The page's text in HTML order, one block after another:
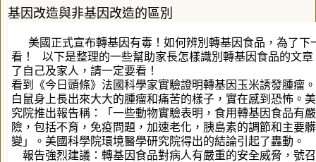
基因改造與非基因改造的區別
美國正式宣布轉基因有毒！如何辨別轉基因食品，為了下
看！ 以下是整理的一些幫助家長怎樣識別轉基因食品的文章
了自己及家人，請一定要看！
看到《今日頭條》法國科學家實驗證明轉基因玉米誘發腫瘤
白鼠身上長出來大大的腫瘤和痛苦的樣子，實在感到恐怖。
究院推出報告稱：「一些動物實驗表明，食用轉基因食品有
險，包括不育，免疫問題，加速老化，胰島素的調節和主要
變」。美國科學院環境醫學研究院得出的結論引起了轟動。
報告強烈建議：轉基因食品對病人有嚴重的安全威脅，號